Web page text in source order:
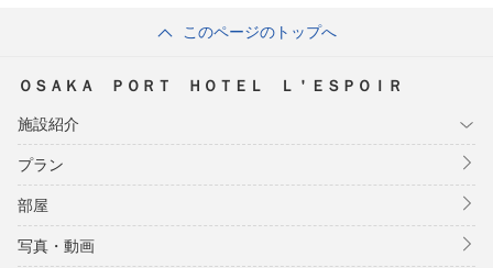
このページのトップへ
ＯＳＡＫＡ ＰＯＲＴ ＨＯＴＥＬ Ｌ＇ＥＳＰＯＩＲ
施設紹介
プラン
部屋
写真・動画